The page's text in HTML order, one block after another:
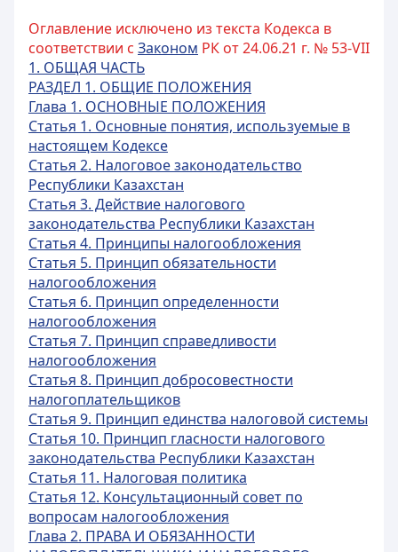
Оглавление исключено из текста Кодекса в
соответствии с Законом РК от 24.06.21 г. № 53-VII
1. ОБЩАЯ ЧАСТЬ
РАЗДЕЛ 1. ОБЩИЕ ПОЛОЖЕНИЯ
Глава 1. ОСНОВНЫЕ ПОЛОЖЕНИЯ
Статья 1. Основные понятия, используемые в
настоящем Кодексе
Статья 2. Налоговое законодательство
Республики Казахстан
Статья 3. Действие налогового
законодательства Республики Казахстан
Статья 4. Принципы налогообложения
Статья 5. Принцип обязательности
налогообложения
Статья 6. Принцип определенности
налогообложения
Статья 7. Принцип справедливости
налогообложения
Статья 8. Принцип добросовестности
налогоплательщиков
Статья 9. Принцип единства налоговой системы
Статья 10. Принцип гласности налогового
законодательства Республики Казахстан
Статья 11. Налоговая политика
Статья 12. Консультационный совет по
вопросам налогообложения
Глава 2. ПРАВА И ОБЯЗАННОСТИ